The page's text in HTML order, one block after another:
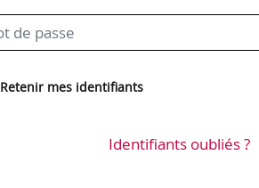
Retenir mes identifiants
Identifiants oubliés ?